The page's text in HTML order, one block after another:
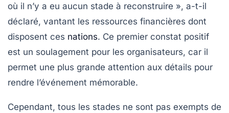
où il n’y a eu aucun stade à reconstruire », a-t-il
déclaré, vantant les ressources financières dont
disposent ces nations. Ce premier constat positif
est un soulagement pour les organisateurs, car il
permet une plus grande attention aux détails pour
rendre l’événement mémorable.
Cependant, tous les stades ne sont pas exempts de